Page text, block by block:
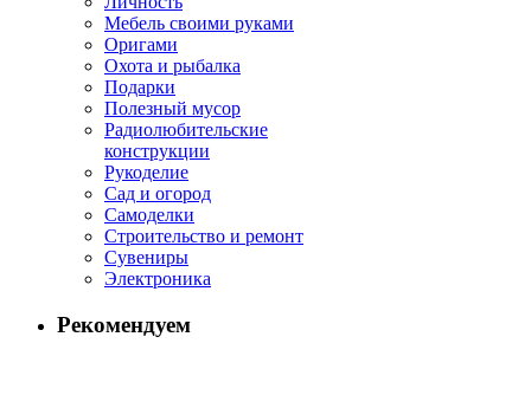
Мебель своими руками
Оригами
Охота и рыбалка
Подарки
Полезный мусор
Радиолюбительские
конструкции
Рукоделие
Сад и огород
Самоделки
Строительство и ремонт
Сувениры
Электроника
Рекомендуем